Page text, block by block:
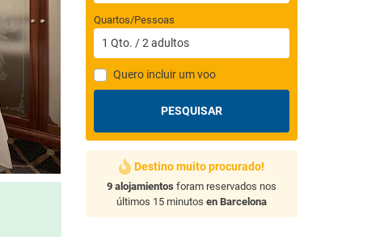
Quartos/Pessoas
1 Qto. /2 adultos
Quero incluir um voo
PESQUISAR
Destino muito procurado!
9 alojamientos foram reservados nos
últimos 15 minutos en Barcelona